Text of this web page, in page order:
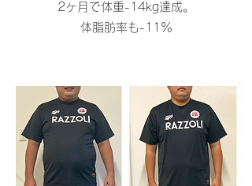
2ヶ月で体重-14kg達成。
体脂肪率も-11％